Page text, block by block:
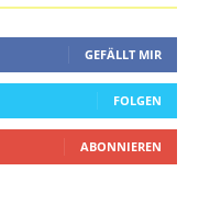
GEFÄLLT MIR
FOLGEN
ABONNIEREN